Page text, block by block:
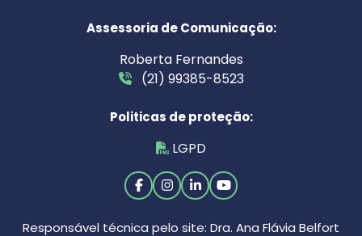
Assessoria de Comunicação:
Roberta Fernandes
(21) 99385-8523
Politicas de proteção:
LGPD
Responsável técnica pelo site: Dra. Ana Flávia Belfort